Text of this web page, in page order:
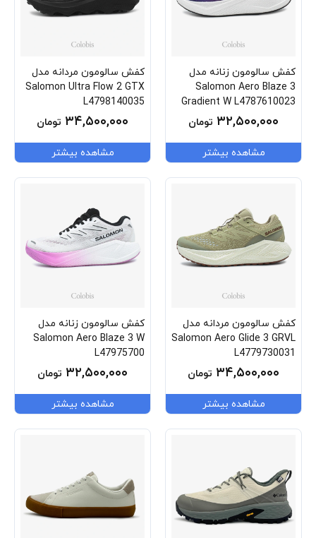
کفش سالومون زنانه مدل
Salomon Aero Blaze 3
Gradient W L4787610023
۳۲,۵۰۰,۰۰۰ تومان
مشاهده بیشتر
کفش سالومون مردانه مدل
Salomon Ultra Flow 2 GTX
L4798140035
۳۴,۵۰۰,۰۰۰ تومان
مشاهده بیشتر
کفش سالومون مردانه مدل
Salomon Aero Glide 3 GRVL
L4779730031
۳۴,۵۰۰,۰۰۰ تومان
مشاهده بیشتر
کفش سالومون زنانه مدل
Salomon Aero Blaze 3 W
L47975700
۳۲,۵۰۰,۰۰۰ تومان
مشاهده بیشتر